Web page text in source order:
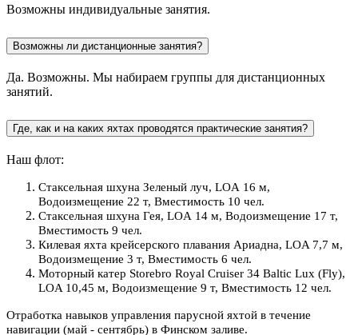
Возможны индивидуальные занятия.
Возможны ли дистанционные занятия?
Да. Возможны. Мы набираем группы для дистанционных
занятий.
Где, как и на каких яхтах проводятся практические занятия?
Наш флот:
Стаксельная шхуна Зеленый луч, LOA 16 м,
Водоизмещение 22 т, Вместимость 10 чел.
Стаксельная шхуна Гея, LOA 14 м, Водоизмещение 17 т,
Вместимость 9 чел.
Килевая яхта крейсерского плавания Ариадна, LOA 7,7 м,
Водоизмещение 3 т, Вместимость 6 чел.
Моторный катер Storebro Royal Cruiser 34 Baltic Lux (Fly),
LOA 10,45 м, Водоизмещение 9 т, Вместимость 12 чел.
Отработка навыков управления парусной яхтой в течение
навигации (май - сентябрь) в Финском заливе.